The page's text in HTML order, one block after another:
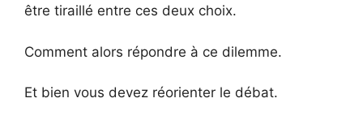
être tiraillé entre ces deux choix.
Comment alors répondre à ce dilemme.
Et bien vous devez réorienter le débat.